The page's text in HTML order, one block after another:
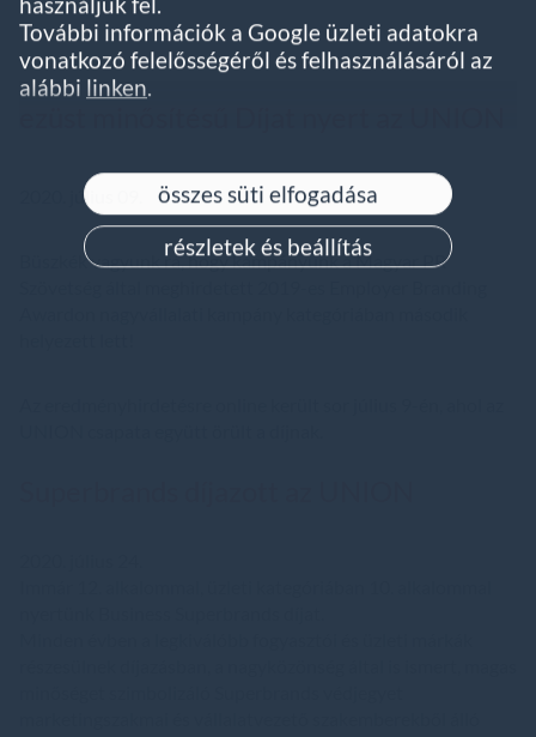
További információk a Google üzleti adatokra
vonatkozó felelősségéről és felhasználásáról az
alábbi linken.
összes süti elfogadása
részletek és beállítás
2020. július 09.
Büszkék vagyunk rá, hogy kampányunk a Magyar PR